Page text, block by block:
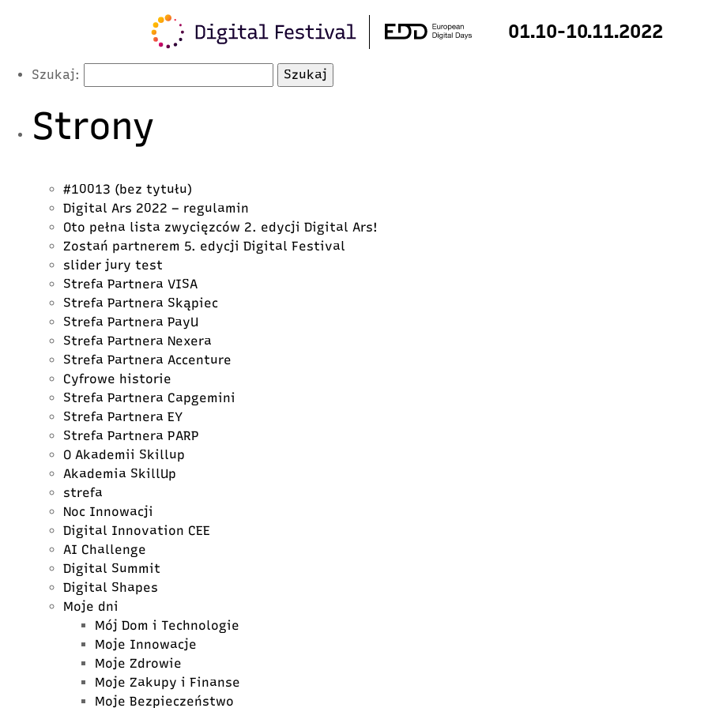
01.10-10.11.2022
Latest Posts
Szukaj:
Strony
#10013 (bez tytułu)
Digital Ars 2022 – regulamin
Oto pełna lista zwycięzców 2. edycji Digital Ars!
Zostań partnerem 5. edycji Digital Festival
slider jury test
Strefa Partnera VISA
Strefa Partnera Skąpiec
Strefa Partnera PayU
Strefa Partnera Nexera
Strefa Partnera Accenture
Cyfrowe historie
Strefa Partnera Capgemini
Strefa Partnera EY
Strefa Partnera PARP
O Akademii Skillup
Akademia SkillUp
strefa
Noc Innowacji
Digital Innovation CEE
AI Challenge
Digital Summit
Digital Shapes
Moje dni
Mój Dom i Technologie
Moje Innowacje
Moje Zdrowie
Moje Zakupy i Finanse
Moje Bezpieczeństwo